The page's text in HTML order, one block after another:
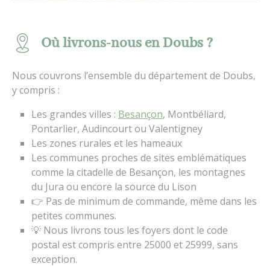
Où livrons-nous en Doubs ?
Nous couvrons l’ensemble du département de Doubs,
y compris :
Les grandes villes : Besançon, Montbéliard,
Pontarlier, Audincourt ou Valentigney
Les zones rurales et les hameaux
Les communes proches de sites emblématiques
comme la citadelle de Besançon, les montagnes
du Jura ou encore la source du Lison
👉 Pas de minimum de commande, même dans les
petites communes.
💡 Nous livrons tous les foyers dont le code
postal est compris entre 25000 et 25999, sans
exception.